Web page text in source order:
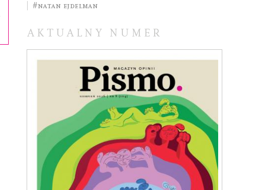
#Natan Ejdelman
AKTUALNY NUMER